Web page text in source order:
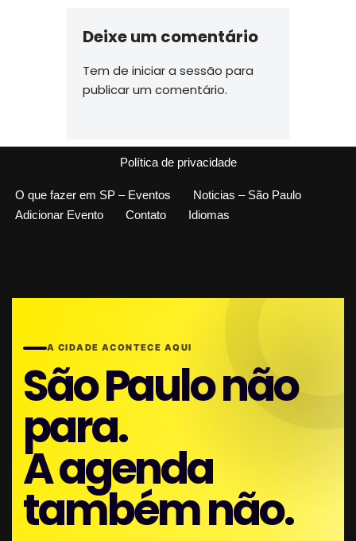
Deixe um comentário
Tem de iniciar a sessão para
publicar um comentário.
Política de privacidade
O que fazer em SP – Eventos
Noticias – São Paulo
Adicionar Evento
Contato Idiomas
A CIDADE ACONTECE AQUI
São Paulo não
para.
A agenda
também não.